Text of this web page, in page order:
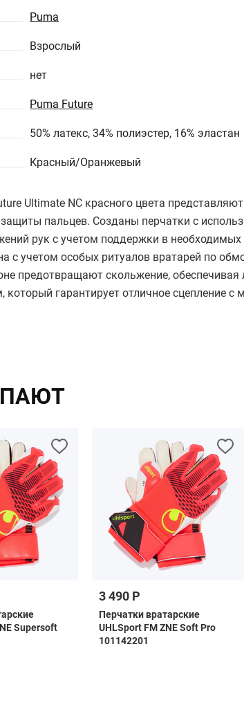
Puma
Взрослый
нет
Puma Future
50% латекс, 34% полиэстер, 16% эластан
Красный/Оранжевый
Ultimate NC красного цвета
пальцев. Созданы перчатки с
рук с учетом поддержки в необходимых
с учетом особых ритуалов вратарей по
предотвращают скольжение, обеспечивая
гарантирует отличное сцепление с
Supersoft
3 490 Р
Перчатки вратарские
UHLSport FM ZNE Soft Pro
101142201